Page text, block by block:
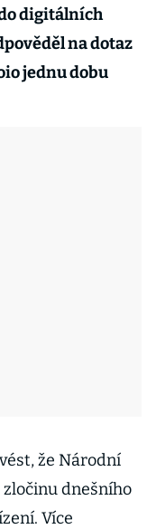
digitálních
na dotaz
jednu dobu
že Národní
dnešního
Více